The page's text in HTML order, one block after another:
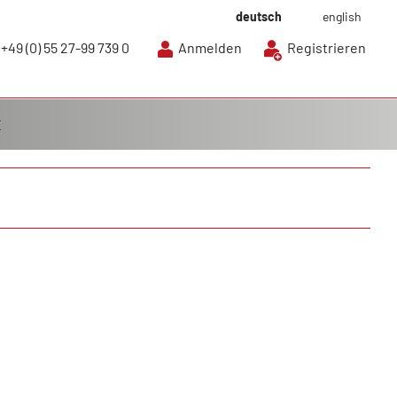
deutsch english
+49 (0) 55 27-99 739 0 Anmelden Registrieren